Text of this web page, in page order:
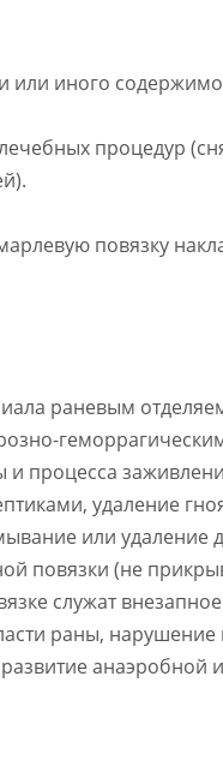
или иного
процедур
повязку
раневым
и процесса
удаление
или удаление
повязки (не
служат
раны,
анаэробной